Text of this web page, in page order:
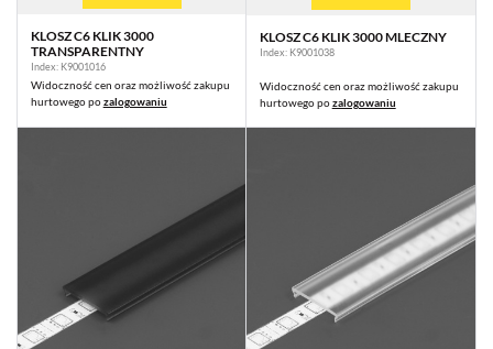
KLOSZ C6 KLIK 3000
TRANSPARENTNY
Index: K9001016
Widoczność cen oraz możliwość zakupu
hurtowego pozalogowaniu
KLOSZ C6 KLIK 3000 MLECZNY
Index: K9001038
Widoczność cen oraz możliwość zakupu
hurtowego pozalogowaniu